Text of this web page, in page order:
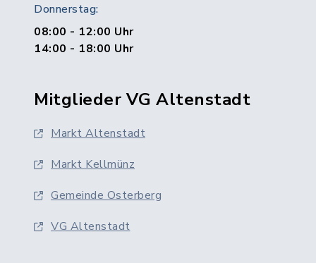
Donnerstag:
08:00 - 12:00 Uhr
14:00 - 18:00 Uhr
Mitglieder VG Altenstadt
Markt Altenstadt
Markt Kellmünz
Gemeinde Osterberg
VG Altenstadt